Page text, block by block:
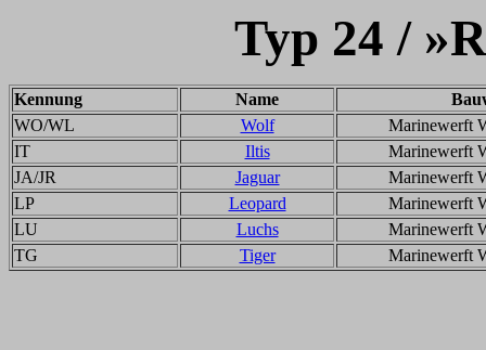
Typ 24 /
Kennung Name
WO/WL
Wolf
Marinewerft
IT
Iltis
Marinewerft
JA/JR
Jaguar
Marinewerft
LP
Leopard
Marinewerft
LU
Luchs
Marinewerft
TG
Tiger Marinewerft